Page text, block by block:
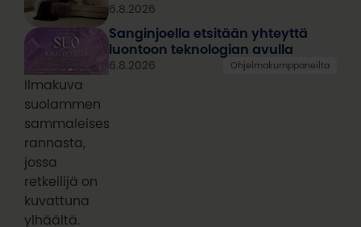
6.8.2026
Ilmakuva
suolammen
sammaleisesta
rannasta,
jossa
retkeilijä on
kuvattuna
ylhäältä.
Sanginjoella etsitään yhteyttä
luontoon teknologian avulla
6.8.2026 Ohjelmakumppaneilta